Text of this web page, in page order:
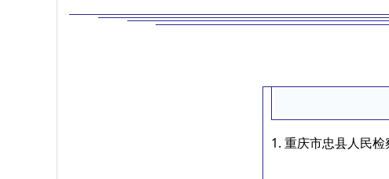
1. 重庆市忠县人民